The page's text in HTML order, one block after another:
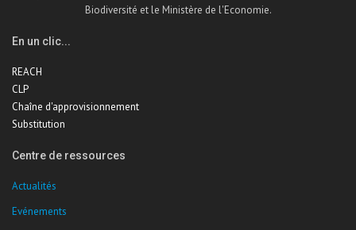
Biodiversité et le Ministère de l'Economie.
En un clic...
REACH
CLP
Chaîne d'approvisionnement
Substitution
Centre de ressources
Actualités
Evénements